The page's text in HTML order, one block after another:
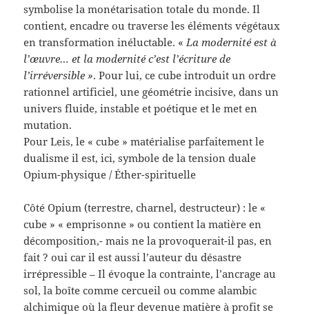
symbolise la monétarisation totale du monde. Il
contient, encadre ou traverse les éléments végétaux
en transformation inéluctable. « La modernité est à
l’œuvre… et la modernité c’est l’écriture de
l’irréversible ». Pour lui, ce cube introduit un ordre
rationnel artificiel, une géométrie incisive, dans un
univers fluide, instable et poétique et le met en
mutation.
Pour Leis, le « cube » matérialise parfaitement le
dualisme il est, ici, symbole de la tension duale
Opium-physique / Éther-spirituelle
Côté Opium (terrestre, charnel, destructeur) : le «
cube » « emprisonne » ou contient la matière en
décomposition,- mais ne la provoquerait-il pas, en
fait ? oui car il est aussi l’auteur du désastre
irrépressible – Il évoque la contrainte, l’ancrage au
sol, la boîte comme cercueil ou comme alambic
alchimique où la fleur devenue matière à profit se